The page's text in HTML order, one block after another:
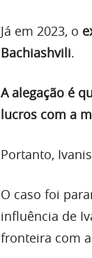
Já em 2023, o
Bachiashvili.
A alegação é
lucros com a
Portanto,
O caso foi
influência de
fronteira com